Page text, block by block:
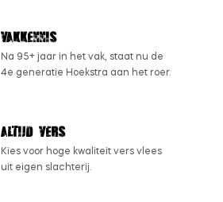
Vakkennis
Na 95+ jaar in het vak, staat nu de
4e generatie Hoekstra aan het roer.
Altijd vers
Kies voor hoge kwaliteit vers vlees
uit eigen slachterij.